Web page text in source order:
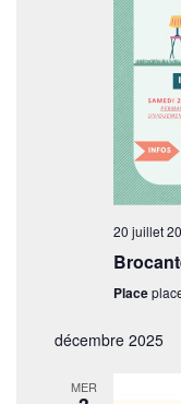
20 juillet
Place
décembre 2025
MER